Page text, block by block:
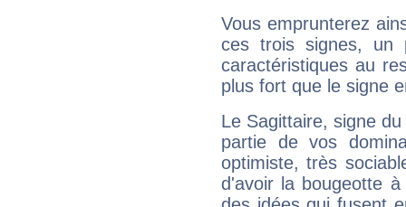
Vous emprunterez
ces trois signes, un
caractéristiques au
plus fort que le signe
Le Sagittaire, signe
partie de vos
optimiste, très
d'avoir la bougeotte